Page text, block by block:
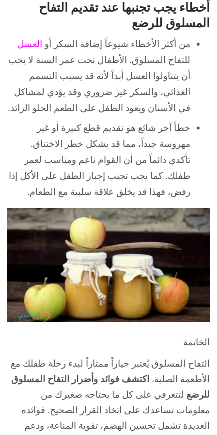
أخطاء يجب تجنبها عند تقديم التفاح
المسلوق للرضع
من أكثر الأخطاء شيوعاً إضافة السكر أو العسل
للتفاح المسلوق. الأطفال تحت عمر السنة لا يجب
أن يتناولوا العسل أبداً لأنه قد يسبب التسمم
الغذائي، والسكر غير ضروري وقد يؤدي لمشاكل
في الأسنان ويعود الطفل على الطعم الحلو الزائد.
خطأ آخر شائع هو تقديم قطع كبيرة أو غير
مهروسة جيداً، مما قد يشكل خطر الاختناق.
تأكدي دائماً من أن القوام ناعم ومناسب لعمر
طفلك. كما يجب تجنب إجبار الطفل على الأكل إذا
رفض، فهذا قد يخلق علاقة سلبية مع الطعام.
الخاتمة
التفاح المسلوق يُعتبر خياراً ممتازاً لبدء رحلة طفلك مع
الأطعمة الصلبة. اكتشف فوائد وأضرار التفاح المسلوق
للرضع لتتعرفي على كل ما يحتاجه صغيرك من
معلومات تساعدك على اتخاذ القرار الصحيح. فوائده
العديدة تشمل تحسين الهضم، تقوية المناعة، ودعم